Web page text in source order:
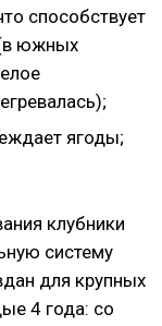
способствует
(в южных
ягоды;
клубники
систему
для крупных
4 года: со